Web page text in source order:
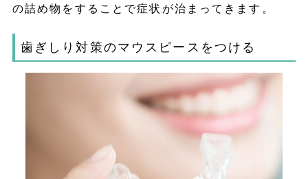
の詰め物をすることで症状が治まってきます。
歯ぎしり対策のマウスピースをつける